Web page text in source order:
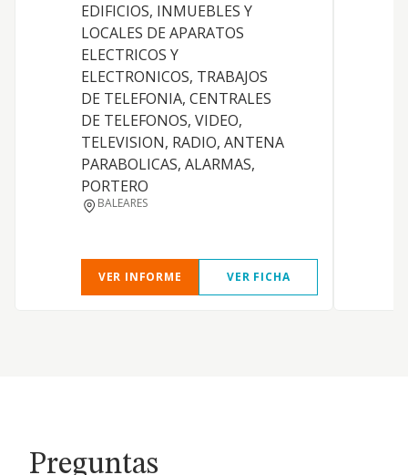
EDIFICIOS, INMUEBLES Y
LOCALES DE APARATOS
ELECTRICOS Y
ELECTRONICOS, TRABAJOS
DE TELEFONIA, CENTRALES
DE TELEFONOS, VIDEO,
TELEVISION, RADIO, ANTENA
PARABOLICAS, ALARMAS,
PORTERO
BALEARES
VER INFORME VER FICHA
Preguntas